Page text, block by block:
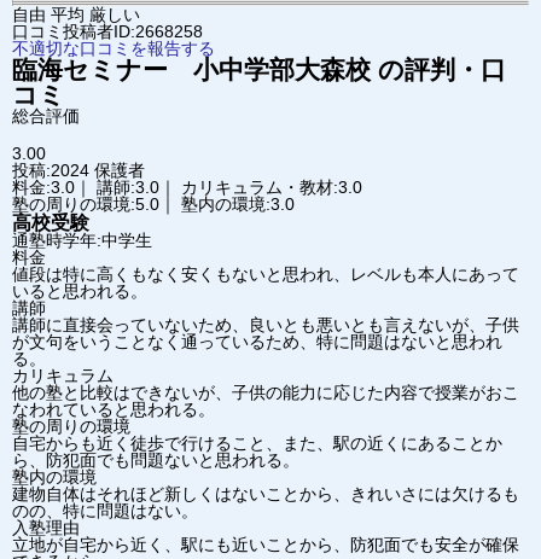
自由 平均 厳しい
口コミ投稿者ID:2668258
不適切な口コミを報告する
臨海セミナー 小中学部大森校 の評判・口
コミ
総合評価
3.00
投稿:2024 保護者
料金:3.0｜ 講師:3.0｜ カリキュラム・教材:3.0
塾の周りの環境:5.0｜ 塾内の環境:3.0
高校受験
通塾時学年:中学生
料金
値段は特に高くもなく安くもないと思われ、レベルも本人にあって
いると思われる。
講師
講師に直接会っていないため、良いとも悪いとも言えないが、子供
が文句をいうことなく通っているため、特に問題はないと思われ
る。
カリキュラム
他の塾と比較はできないが、子供の能力に応じた内容で授業がおこ
なわれていると思われる。
塾の周りの環境
自宅からも近く徒歩で行けること、また、駅の近くにあることか
ら、防犯面でも問題ないと思われる。
塾内の環境
建物自体はそれほど新しくはないことから、きれいさには欠けるも
のの、特に問題はない。
入塾理由
立地が自宅から近く、駅にも近いことから、防犯面でも安全が確保